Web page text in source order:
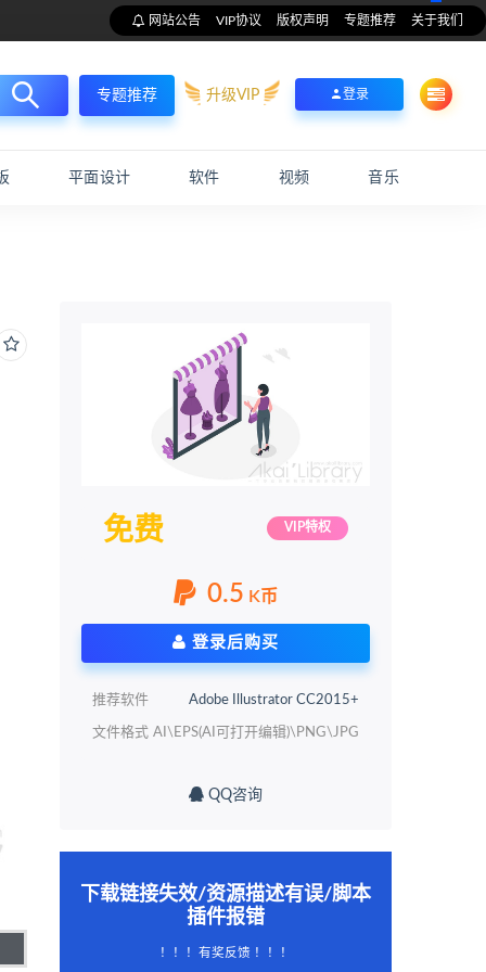
网站公告 VIP协议 版权声明 专题推荐 关于我们
专题推荐 升级VIP 登录
平面设计 软件 视频 音乐
免费 VIP特权
0.5 K币
登录后购买
推荐软件 Adobe Illustrator CC2015+
文件格式 AI\EPS(AI可打开编辑)\PNG\JPG
QQ咨询
下载链接失效/资源描述有误/脚本
插件报错
！！！有奖反馈 ！！！